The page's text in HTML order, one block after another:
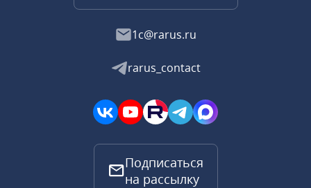
1c@rarus.ru
rarus_contact
Подписаться
на рассылку